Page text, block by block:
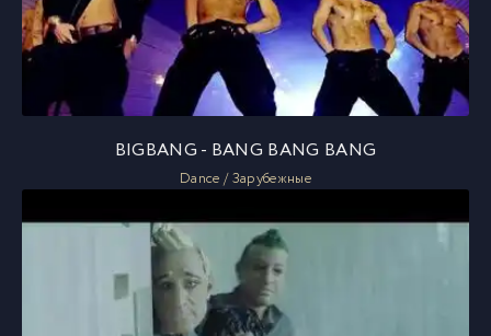
BIGBANG - BANG BANG BANG
Dance / Зарубежные